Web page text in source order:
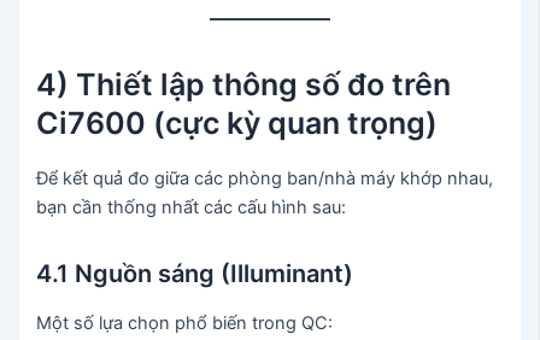
4) Thiết lập thông số đo trên
Ci7600 (cực kỳ quan trọng)
Để kết quả đo giữa các phòng ban/nhà máy khớp nhau,
bạn cần thống nhất các cấu hình sau:
4.1 Nguồn sáng (Illuminant)
Một số lựa chọn phổ biến trong QC: